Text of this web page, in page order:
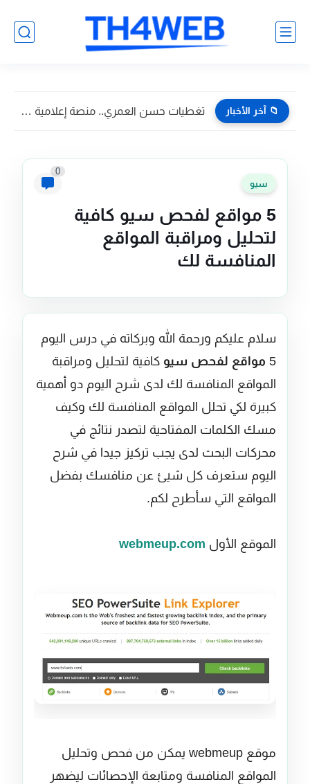
📁 آخر الأخبار تغطيات حسن العمري.. منصة إعلامية تسويقية تواكب أبرز فعاليات وأخبار...
سيو
0
5 مواقع لفحص سيو كافية
لتحليل ومراقبة المواقع
المنافسة لك
سلام عليكم ورحمة الله وبركاته في درس اليوم
5 مواقع لفحص سيو كافية لتحليل ومراقبة
المواقع المنافسة لك لدى شرح اليوم دو أهمية
كبيرة لكي تحلل المواقع المنافسة لك وكيف
مسك الكلمات المفتاحية لتصدر نتائج في
محركات البحث لدى يجب تركيز جيدا في شرح
اليوم ستعرف كل شيئ عن منافسك بفضل
المواقع التي سأطرح لكم.
الموقع الأول webmeup.com
موقع webmeup يمكن من فحص وتحليل
المواقع المنافسة ومتابعة الإحصائات ليضهر